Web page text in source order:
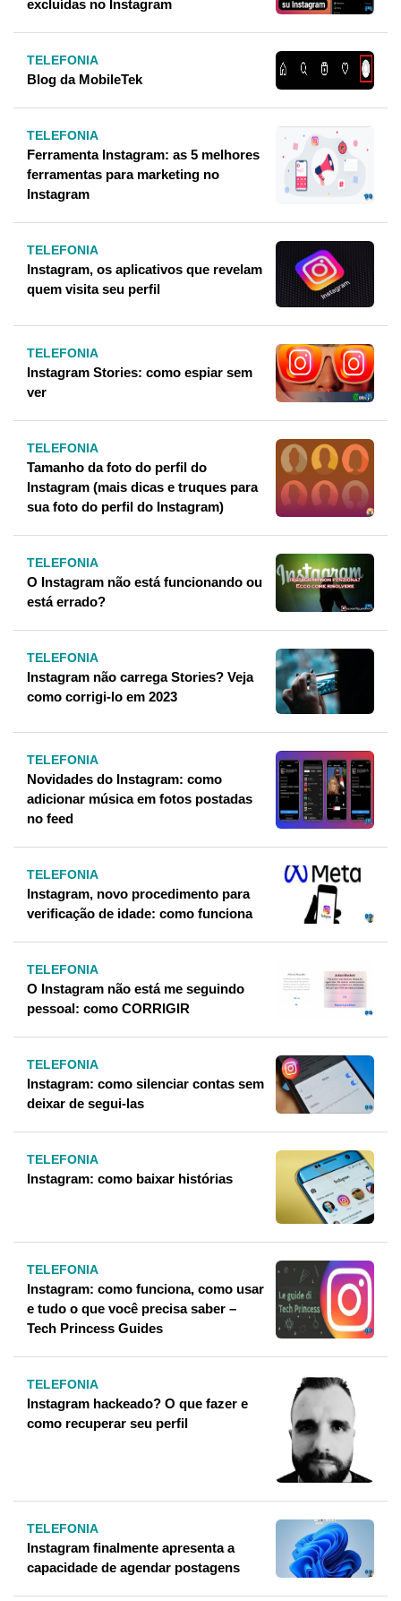
excluídas no Instagram
TELEFONIA
Blog da MobileTek
TELEFONIA
Ferramenta Instagram: as 5 melhores
ferramentas para marketing no
Instagram
TELEFONIA
Instagram, os aplicativos que revelam
quem visita seu perfil
TELEFONIA
Instagram Stories: como espiar sem
ver
TELEFONIA
Tamanho da foto do perfil do
Instagram (mais dicas e truques para
sua foto do perfil do Instagram)
TELEFONIA
O Instagram não está funcionando ou
está errado?
TELEFONIA
Instagram não carrega Stories? Veja
como corrigi-lo em 2023
TELEFONIA
Novidades do Instagram: como
adicionar música em fotos postadas
no feed
TELEFONIA
Instagram, novo procedimento para
verificação de idade: como funciona
TELEFONIA
O Instagram não está me seguindo
pessoal: como CORRIGIR
TELEFONIA
Instagram: como silenciar contas sem
deixar de segui-las
TELEFONIA
Instagram: como baixar histórias
TELEFONIA
Instagram: como funciona, como usar
e tudo o que você precisa saber –
Tech Princess Guides
TELEFONIA
Instagram hackeado? O que fazer e
como recuperar seu perfil
TELEFONIA
Instagram finalmente apresenta a
capacidade de agendar postagens